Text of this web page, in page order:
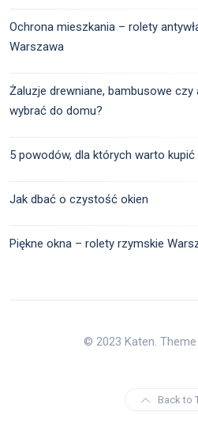
Ochrona mieszkania – rolety
Warszawa
Żaluzje drewniane, bambusowe czy
wybrać do domu?
5 powodów, dla których warto
Jak dbać o czystość okien
Piękne okna – rolety rzymskie
© 2023 Katen. Theme
Back to